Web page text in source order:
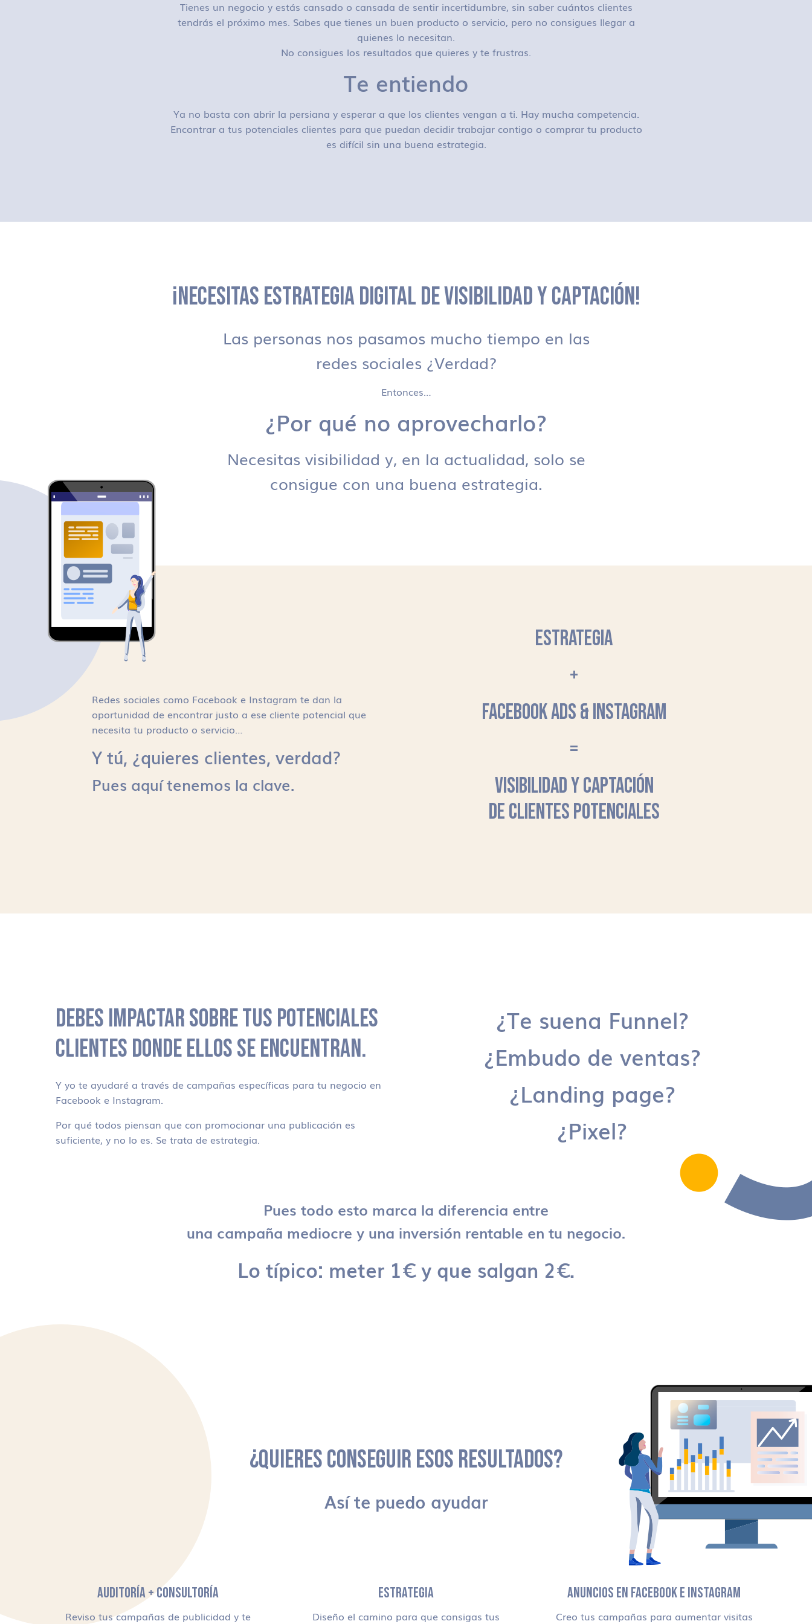
Tienes un negocio y estás cansado o cansada de sentir incertidumbre, sin saber cuántos clientes
tendrás el próximo mes. Sabes que tienes un buen producto o servicio, pero no consigues llegar a
quienes lo necesitan.
No consigues los resultados que quieres y te frustras.
Te entiendo
Ya no basta con abrir la persiana y esperar a que los clientes vengan a ti. Hay mucha competencia.
Encontrar a tus potenciales clientes para que puedan decidir trabajar contigo o comprar tu producto
es difícil sin una buena estrategia.
¡NECESITAS ESTRATEGIA DIGITAL DE VISIBILIDAD Y CAPTACIÓN!
Las personas nos pasamos mucho tiempo en las
redes sociales ¿Verdad?
Entonces…
¿Por qué no aprovecharlo?
Necesitas visibilidad y, en la actualidad, solo se
consigue con una buena estrategia.
Redes sociales como Facebook e Instagram te dan la
oportunidad de encontrar justo a ese cliente potencial que
necesita tu producto o servicio…
Y tú, ¿quieres clientes, verdad?
Pues aquí tenemos la clave.
ESTRATEGIA
+
FACEBOOK ADS & INSTAGRAM
=
VISIBILIDAD Y CAPTACIÓN
DE CLIENTES POTENCIALES
DEBES IMPACTAR SOBRE TUS POTENCIALES
CLIENTES DONDE ELLOS SE ENCUENTRAN.
Y yo te ayudaré a través de campañas específicas para tu negocio en
Facebook e Instagram.
Por qué todos piensan que con promocionar una publicación es
suficiente, y no lo es. Se trata de estrategia.
¿Te suena Funnel?
¿Embudo de ventas?
¿Landing page?
¿Pixel?
Pues todo esto marca la diferencia entre
una campaña mediocre y una inversión rentable en tu negocio.
Lo típico: meter 1€ y que salgan 2€.
¿QUIERES CONSEGUIR ESOS RESULTADOS?
Así te puedo ayudar
AUDITORÍA + CONSULTORÍA
Reviso tus campañas de publicidad y te
ESTRATEGIA
Diseño el camino para que consigas tus
ANUNCIOS EN FACEBOOK E INSTAGRAM
Creo tus campañas para aumentar visitas